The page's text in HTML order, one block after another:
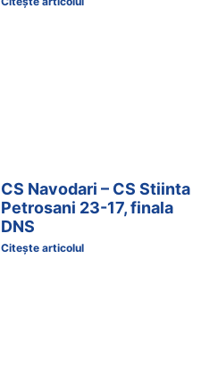
CS Navodari – CS Stiinta
Petrosani 23-17, finala
DNS
Citește articolul